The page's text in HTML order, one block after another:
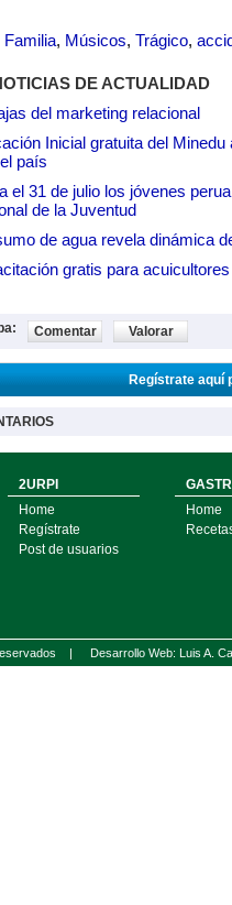
Familia, Músicos, Trágico,
DE ACTUALIDAD
del marketing relacional
Inicial gratuita del
país
el 31 de julio los jóvenes
de la Juventud
de agua revela dinámica
gratis para
Comentar Valorar
Regístrate aquí
2URPI
Home
Regístrate
Post de usuarios
Home
reservados | Desarrollo Web: Luis